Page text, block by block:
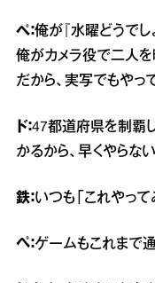
ぺ：俺が『水曜どうでし
俺がカメラ役で二人
だから、実写でもやっ
ド：47都道府県を制覇
かるから、早くやらない
鉄：いつも「これやって
ペ：ゲームもこれまで通